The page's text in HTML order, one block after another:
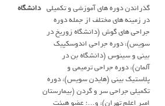
گذراندن دوره های آموزشی و تکمیلی
در زمینه های مختلف از جمله دوره
جراحی های گوش (دانشگاه زوریخ در
سویس)، دوره جراحی اندوسکپیک
بینی و سینوس (دانشگاه بن در
آلمان)، دوره جراحی ترمیمی و
پلاستیک بینی (هایدن سویس)، دوره
تکمیلی جراحی سر و گردن (بیمارستان
امیر اعلم تهران)، و...؛ عضو هیئت
دانشگاه